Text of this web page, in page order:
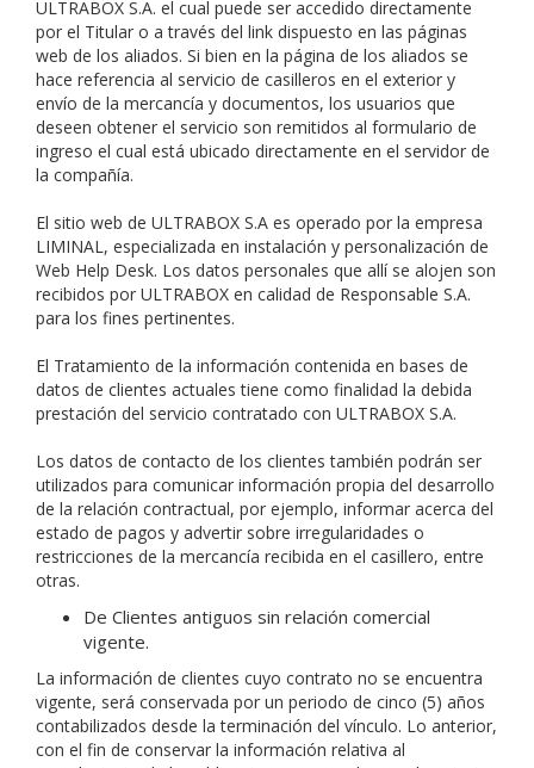
ULTRABOX S.A. el cual puede ser accedido directamente
por el Titular o a través del link dispuesto en las páginas
web de los aliados. Si bien en la página de los aliados se
hace referencia al servicio de casilleros en el exterior y
envío de la mercancía y documentos, los usuarios que
deseen obtener el servicio son remitidos al formulario de
ingreso el cual está ubicado directamente en el servidor de
la compañía.
El sitio web de ULTRABOX S.A es operado por la empresa
LIMINAL, especializada en instalación y personalización de
Web Help Desk. Los datos personales que allí se alojen son
recibidos por ULTRABOX en calidad de Responsable S.A.
para los fines pertinentes.
El Tratamiento de la información contenida en bases de
datos de clientes actuales tiene como finalidad la debida
prestación del servicio contratado con ULTRABOX S.A.
Los datos de contacto de los clientes también podrán ser
utilizados para comunicar información propia del desarrollo
de la relación contractual, por ejemplo, informar acerca del
estado de pagos y advertir sobre irregularidades o
restricciones de la mercancía recibida en el casillero, entre
otras.
De Clientes antiguos sin relación comercial
vigente.
La información de clientes cuyo contrato no se encuentra
vigente, será conservada por un periodo de cinco (5) años
contabilizados desde la terminación del vínculo. Lo anterior,
con el fin de conservar la información relativa al